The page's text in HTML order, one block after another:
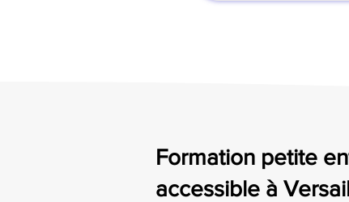
Formation petite
accessible à